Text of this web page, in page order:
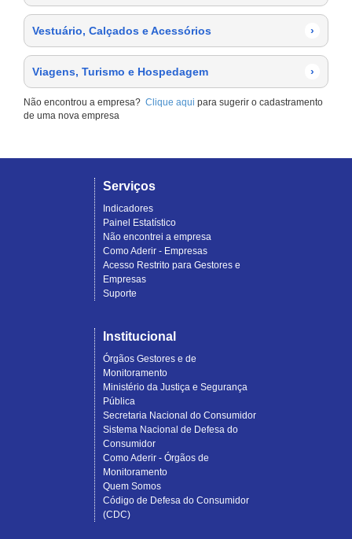
Vestuário, Calçados e Acessórios ›
Viagens, Turismo e Hospedagem ›
Não encontrou a empresa? Clique aqui para sugerir o cadastramento
de uma nova empresa
Serviços
Indicadores
Painel Estatístico
Não encontrei a empresa
Como Aderir - Empresas
Acesso Restrito para Gestores e
Empresas
Suporte
Institucional
Órgãos Gestores e de
Monitoramento
Ministério da Justiça e Segurança
Pública
Secretaria Nacional do Consumidor
Sistema Nacional de Defesa do
Consumidor
Como Aderir - Órgãos de
Monitoramento
Quem Somos
Código de Defesa do Consumidor
(CDC)